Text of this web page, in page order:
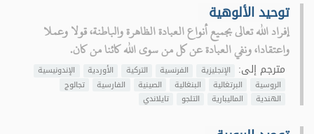
توحيد الألوهية
إفراد الله تعالى بجميع أنواع العبادة الظاهرة والباطنة، قولا وعملا
واعتقادا، ونفي العبادة عن كل من سوى الله كائنا من كان.
مترجم إلى: الإنجليزية الفرنسية التركية الأوردية
الإندونيسية
الروسية
البرتغالية البنغالية الصينية الفارسية
تجالوج
الهندية
الماليبارية التلجو تايلاندي